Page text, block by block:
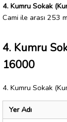
4. Kumru Sokak
Cami ile arası 253
4. Kumru
16000
4. Kumru Sokak
Yer Adı